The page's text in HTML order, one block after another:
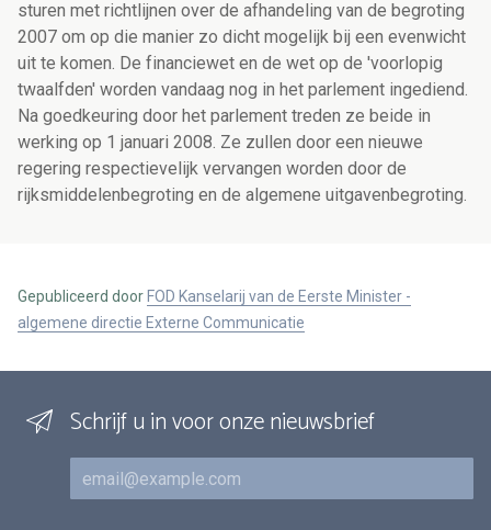
sturen met richtlijnen over de afhandeling van de begroting
2007 om op die manier zo dicht mogelijk bij een evenwicht
uit te komen. De financiewet en de wet op de 'voorlopig
twaalfden' worden vandaag nog in het parlement ingediend.
Na goedkeuring door het parlement treden ze beide in
werking op 1 januari 2008. Ze zullen door een nieuwe
regering respectievelijk vervangen worden door de
rijksmiddelenbegroting en de algemene uitgavenbegroting.
Gepubliceerd door FOD Kanselarij van de Eerste Minister -
algemene directie Externe Communicatie
Schrijf u in voor onze nieuwsbrief
E-mail